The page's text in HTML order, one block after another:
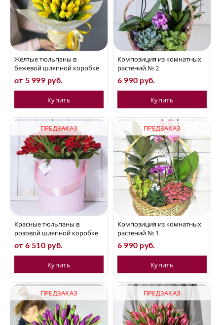
Желтые тюльпаны в
бежевой шляпной коробке
от 5 999 руб.
Купить
Композиция из комнатных
растений № 2
6 990 руб.
Купить
ПРЕДЗАКАЗ
Красные тюльпаны в
розовой шляпной коробке
от 6 510 руб.
Купить
ПРЕДЗАКАЗ
Композиция из комнатных
растений № 1
6 990 руб.
Купить
ПРЕДЗАКАЗ ПРЕДЗАКАЗ